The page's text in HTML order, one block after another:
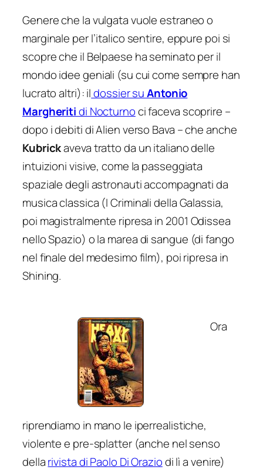
Genere che la vulgata vuole estraneo o
marginale per l’italico sentire, eppure poi si
scopre che il Belpaese ha seminato per il
mondo idee geniali (su cui come sempre han
lucrato altri): ildossier suAntonio
Margheritidi Nocturnoci faceva scoprire –
dopo i debiti diAlienverso Bava – che anche
Kubrickaveva tratto da un italiano delle
intuizioni visive, come la passeggiata
spaziale degli astronauti accompagnati da
musica classica (I Criminali della Galassia,
poi magistralmente ripresa in 2001 Odissea
nello Spazio) o la marea di sangue (di fango
nel finale del medesimo film), poi ripresa in
Shining.
Ora
riprendiamo in mano le iperrealistiche,
violente e pre-splatter (anche nel senso
dellarivista di Paolo Di Oraziodi lì a venire)